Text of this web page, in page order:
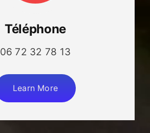
Téléphone
06 72 32 78 13
Learn More